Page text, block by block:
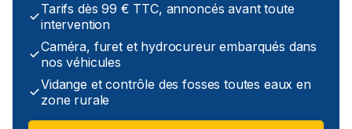
Tarifs dès 99 € TTC, annoncés avant toute
intervention
Caméra, furet et hydrocureur embarqués dans
nos véhicules
Vidange et contrôle des fosses toutes eaux en
zone rurale